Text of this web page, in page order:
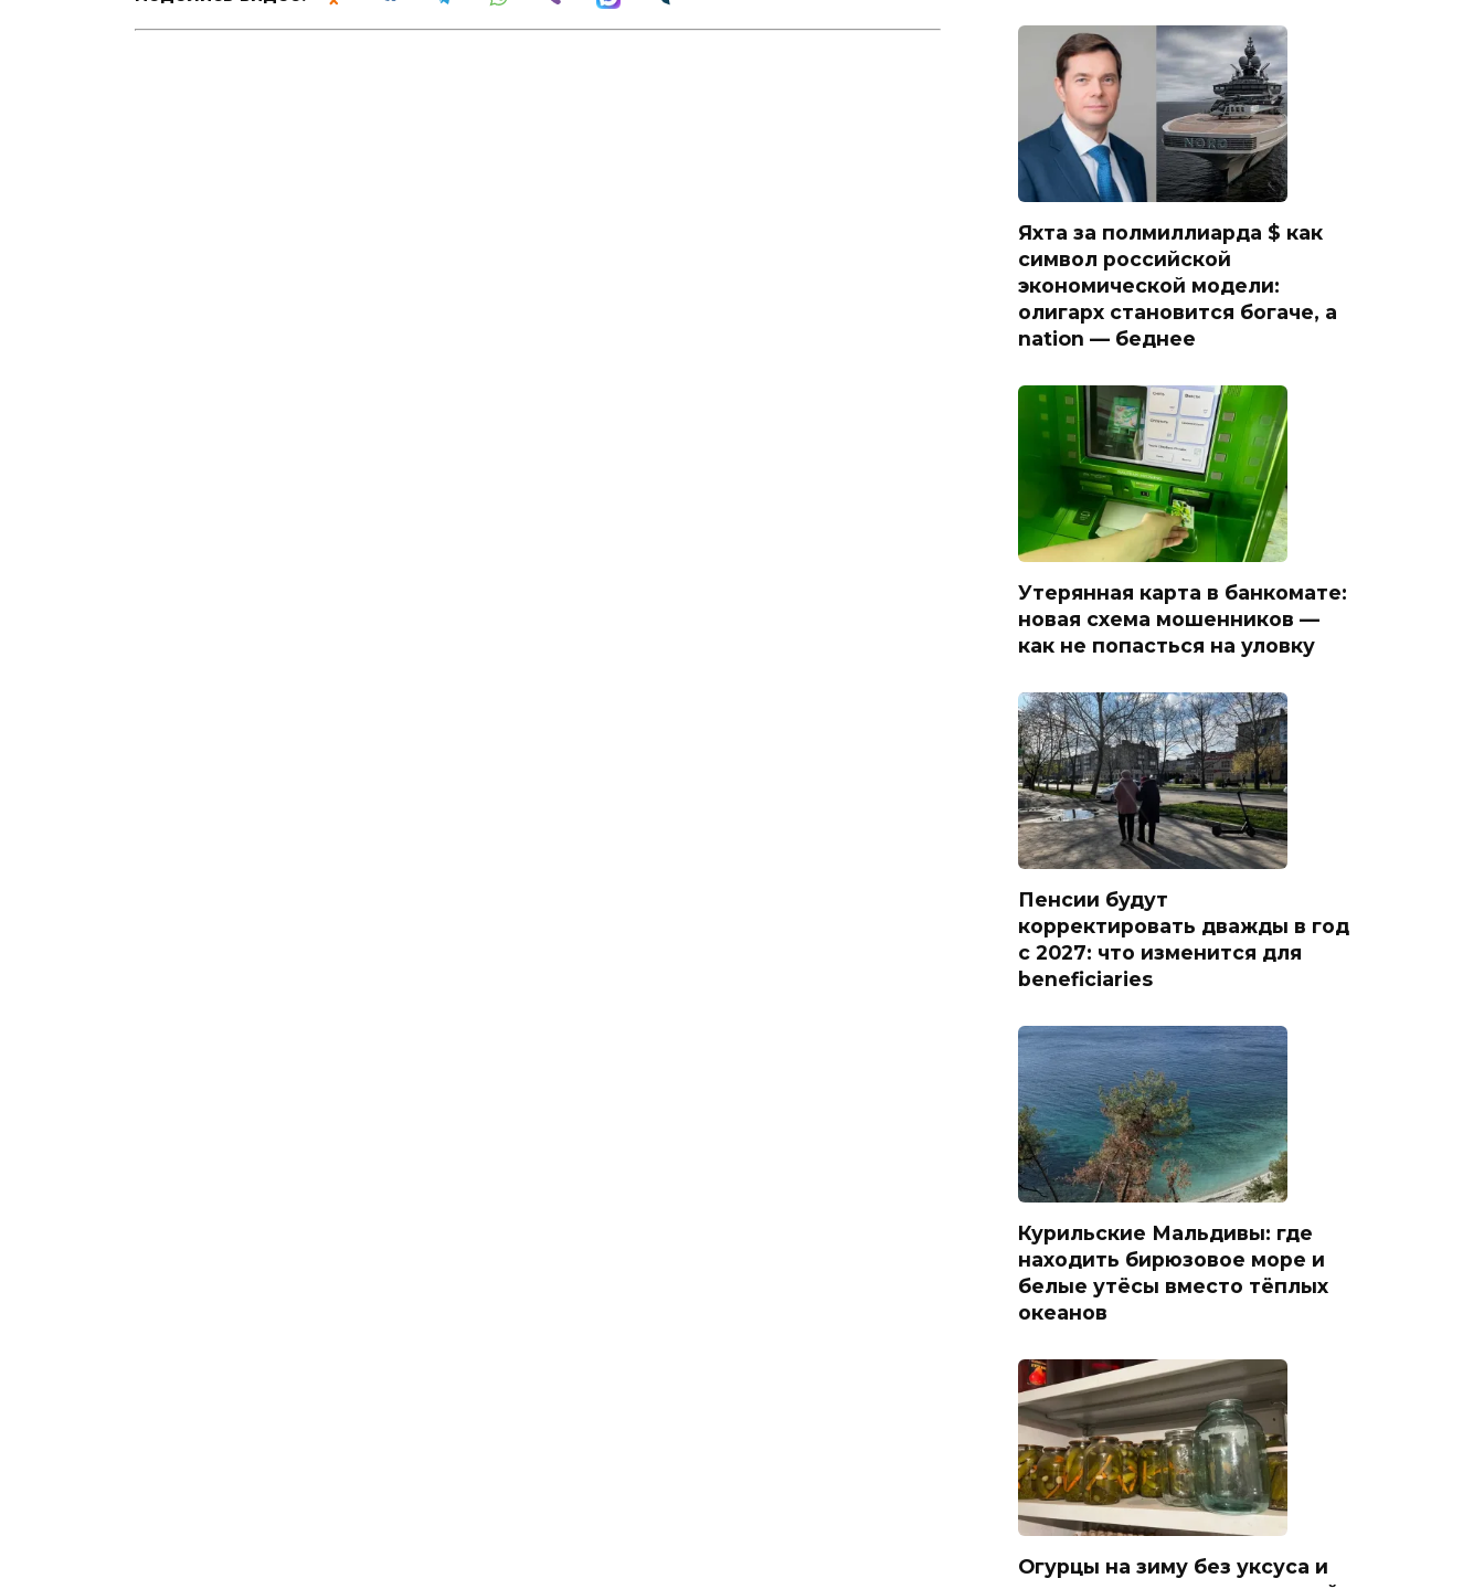
Яхта за полмиллиарда $ как
символ российской
экономической модели:
олигарх становится богаче, а
nation — беднее
Утерянная карта в банкомате:
новая схема мошенников —
как не попасться на уловку
Пенсии будут
корректировать дважды в год
с 2027: что изменится для
beneficiaries
Курильские Мальдивы: где
находить бирюзовое море и
белые утёсы вместо тёплых
океанов
Огурцы на зиму без уксуса и